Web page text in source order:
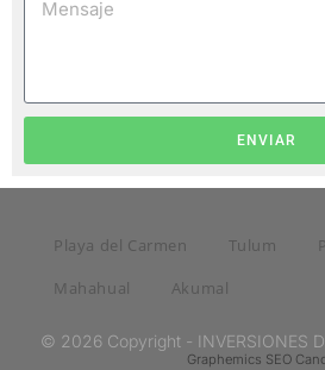
ENVIAR
Playa del Carmen Tulum
Mahahual
Akumal
© 2026 Copyright - INVERSIONES
Graphemics SEO